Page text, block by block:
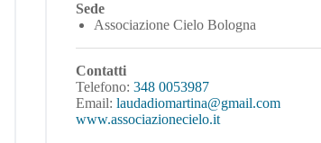
Sede
Associazione Cielo Bologna
Contatti
Telefono:348 0053987
Email:laudadiomartina@gmail.com
www.associazionecielo.it